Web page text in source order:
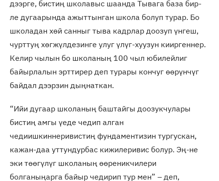
дээрге, бистиң школавыс шаанда Тывага база бир-
ле дугаарында ажыттынган школа болуп турар. Бо
школадан хөй санныг тыва кадрлар доозуп үнгеш,
чурттуң хөгжүлдезинге улуг үлүг-хуузун кииргеннер.
Келир чылын бо школаның 100 чыл юбилейлиг
байырлалын эрттирер деп турары кончуг өөрүнчүг
байдал дээрзин дыңнаткан.
“Ийи дугаар школаның баштайгы доозукчулары
бистиң амгы үеде чедип алган
чедиишкиннеривистиң фундаментизин тургускан,
кажан-даа уттундурбас кижилеривис болур. Эң-не
эки төөгүлүг школаның өөреникчилери
болганыңарга байыр чедирип тур мен” – деп,